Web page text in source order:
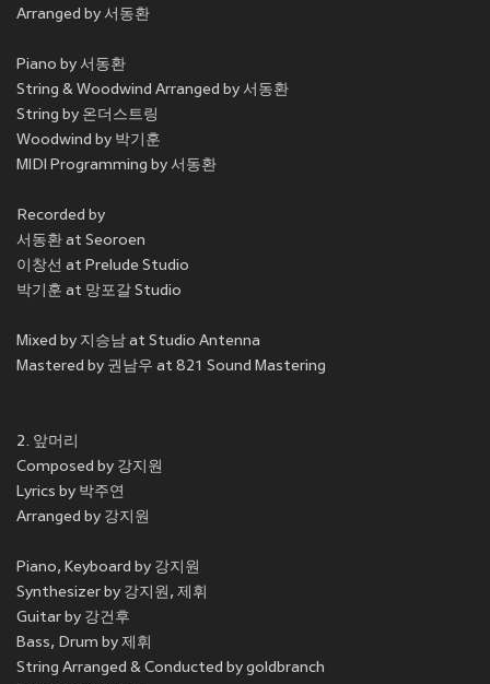
Arranged by 서동환
Piano by 서동환
String & Woodwind Arranged by 서동환
String by 온더스트링
Woodwind by 박기훈
MIDI Programming by 서동환
Recorded by
서동환 at Seoroen
이창선 at Prelude Studio
박기훈 at 망포갈 Studio
Mixed by 지승남 at Studio Antenna
Mastered by 권남우 at 821 Sound Mastering
2. 앞머리
Composed by 강지원
Lyrics by 박주연
Arranged by 강지원
Piano, Keyboard by 강지원
Synthesizer by 강지원, 제휘
Guitar by 강건후
Bass, Drum by 제휘
String Arranged & Conducted by goldbranch